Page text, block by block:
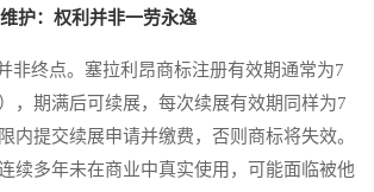
护：权利并非一劳永逸
终点。塞拉利昂商标注册有效期通常为7
，期满后可续展，每次续展有效期同样为7
内提交续展申请并缴费，否则商标将失效。
续多年未在商业中真实使用，可能面临被他